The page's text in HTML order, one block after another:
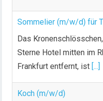
Sommelier (m/w/d) für
Das
Sterne Hotel mitten im
Frankfurt entfernt, ist [...]
Koch (m/w/d)